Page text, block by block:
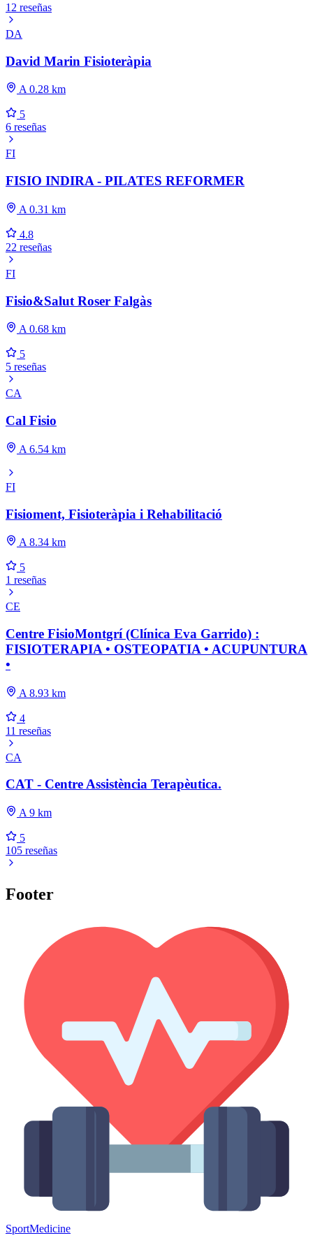
12 reseñas
DA
David Marin Fisioteràpia
A 0.28 km
5
6 reseñas
FI
FISIO INDIRA - PILATES REFORMER
A 0.31 km
4.8
22 reseñas
FI
Fisio&Salut Roser Falgàs
A 0.68 km
5
5 reseñas
CA
Cal Fisio
A 6.54 km
FI
Fisioment, Fisioteràpia i Rehabilitació
A 8.34 km
5
1 reseñas
CE
Centre FisioMontgrí (Clínica Eva Garrido) :
FISIOTERAPIA • OSTEOPATIA • ACUPUNTURA
•
A 8.93 km
4
11 reseñas
CA
CAT - Centre Assistència Terapèutica.
A 9 km
5
105 reseñas
Footer
SportMedicine